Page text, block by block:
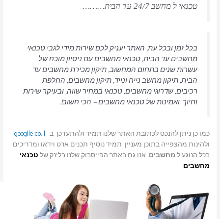
טכנאי ל מחשב 24/7 עד הבית………
בכל זמן ובכל עת, האתר יעניק לכם שירות מידי לגבי טכנאי
מחשבים עד הבית, טכנאי מחשבים עם ניסיון מוכח של
עשרות שנים בתחום המחשוב, תיקון מכירת מחשבים עד
הבית, תיקון מחשב נייח ונייד, תיקון מחשבים, החלפת
רכיבים, שדרוגי מחשבים, טכנאי במחיר שווה, ובעיקר שירות
וחיוך ואמינות של טכנאי מחשבים – הכי חשוב!.
כמו כן ניתן להנכס לכתובת האתר שלנו תמיד ולהתעדכן בgooglle.co.il
ולהינות מהצפייה בתוכן מעניין. תמיד נוסיף תכנים ארט וידאו ומדריכים
בכל הנוגע למחשבים. אנו גם באתר הפייסבוק שלנו בלינק שלטכנאי
מחשבים